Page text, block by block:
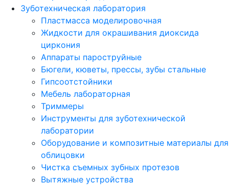
Зуботехническая лаборатория
Пластмасса моделировочная
Жидкости для окрашивания диоксида
циркония
Аппараты пароструйные
Бюгели, кюветы, прессы, зубы стальные
Гипсоотстойники
Мебель лабораторная
Триммеры
Инструменты для зуботехнической
лаборатории
Оборудование и композитные материалы для
облицовки
Чистка съемных зубных протезов
Вытяжные устройства